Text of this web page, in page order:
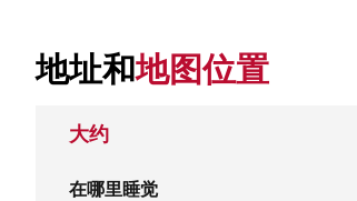
地址和地图位置
大约
在哪里睡觉